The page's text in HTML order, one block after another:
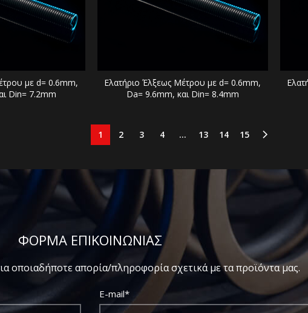
με d= 0.6mm,
Din= 7.2mm
Ελατήριο Έλξεως Μέτρου με d= 0.6mm,
Da= 9.6mm, και Din= 8.4mm
1 2 3 4 … 13 14 15
ΦΟΡΜΑ ΕΠΙΚΟΙΝΩΝΙΑΣ
οποιαδήποτε απορία/πληροφορία σχετικά με τα προϊόντα μας.
E-mail*